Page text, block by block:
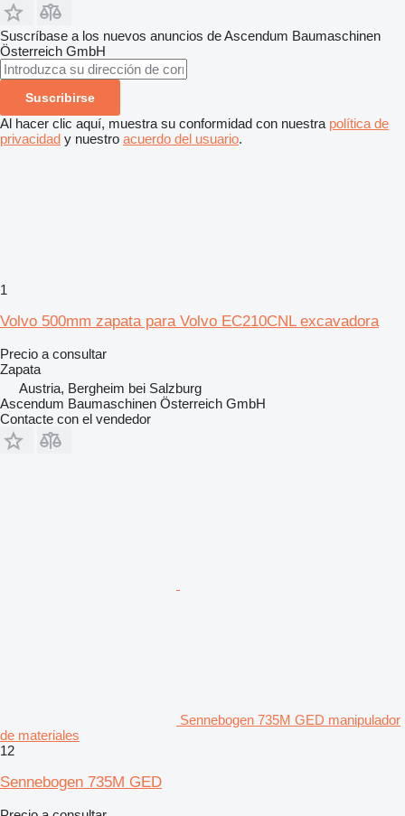
Suscríbase a los nuevos anuncios de Ascendum Baumaschinen
Österreich GmbH
Suscribirse
Al hacer clic aquí, muestra su conformidad con nuestra política de
privacidad y nuestro acuerdo del usuario.
1
Volvo 500mm zapata para Volvo EC210CNL excavadora
Precio a consultar
Zapata
Austria, Bergheim bei Salzburg
Ascendum Baumaschinen Österreich GmbH
Contacte con el vendedor
Sennebogen 735M GED manipulador
de materiales
12
Sennebogen 735M GED